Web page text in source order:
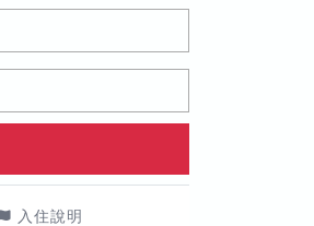
入住說明